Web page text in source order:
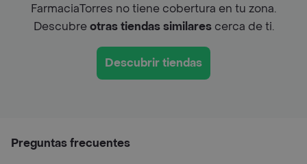
FarmaciaTorres no tiene cobertura en tu zona.
Descubreotras tiendas similarescerca de ti.
Descubrir tiendas
Preguntas frecuentes